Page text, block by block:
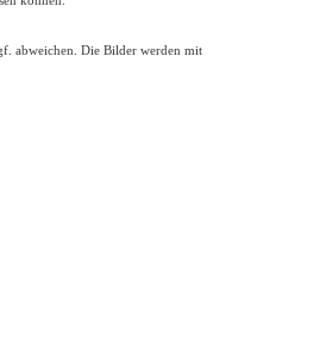
abweichen. Die Bilder werden mit